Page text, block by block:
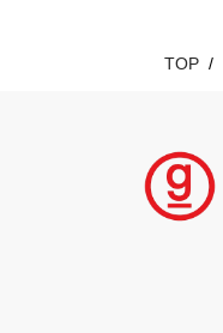
TOP